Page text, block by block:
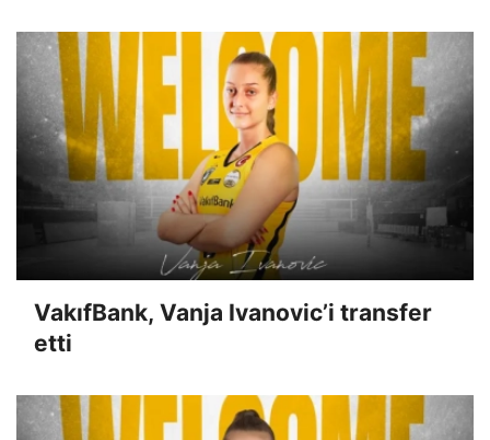
VakıfBank, Vanja Ivanovic’i transfer
etti